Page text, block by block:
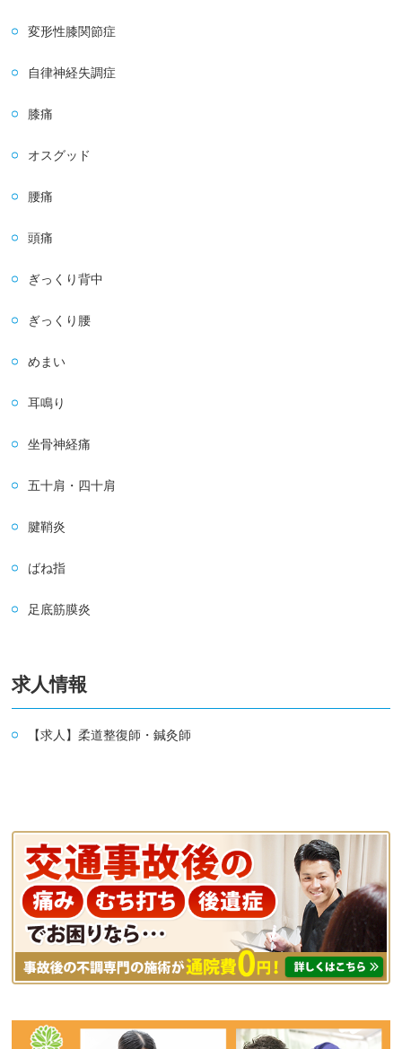
変形性膝関節症
自律神経失調症
膝痛
オスグッド
腰痛
頭痛
ぎっくり背中
ぎっくり腰
めまい
耳鳴り
坐骨神経痛
五十肩・四十肩
腱鞘炎
ばね指
足底筋膜炎
求人情報
【求人】柔道整復師・鍼灸師